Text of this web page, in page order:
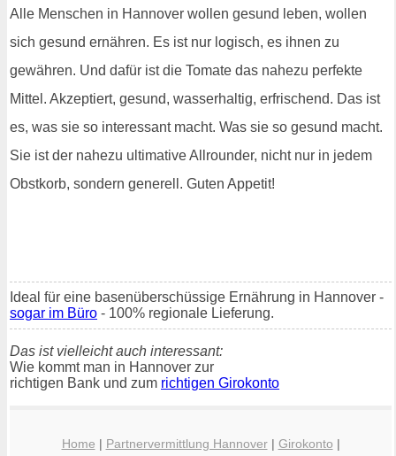
Alle Menschen in Hannover wollen gesund leben, wollen
sich gesund ernähren. Es ist nur logisch, es ihnen zu
gewähren. Und dafür ist die Tomate das nahezu perfekte
Mittel. Akzeptiert, gesund, wasserhaltig, erfrischend. Das ist
es, was sie so interessant macht. Was sie so gesund macht.
Sie ist der nahezu ultimative Allrounder, nicht nur in jedem
Obstkorb, sondern generell. Guten Appetit!
Ideal für eine basenüberschüssige Ernährung in Hannover -
sogar im Büro - 100% regionale Lieferung.
Das ist vielleicht auch interessant:
Wie kommt man in Hannover zur
richtigen Bank und zum richtigen Girokonto
Home | Partnervermittlung Hannover| Girokonto |